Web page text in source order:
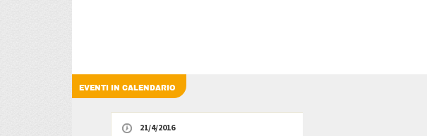
EVENTI IN CALENDARIO
21/4/2016